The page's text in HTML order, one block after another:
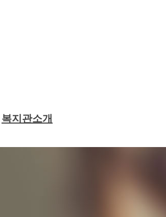
복지관소개